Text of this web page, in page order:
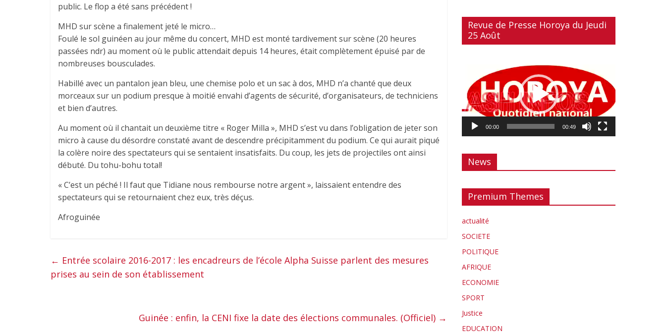
public. Le flop a été sans précédent !
MHD sur scène a finalement jeté le micro…
Foulé le sol guinéen au jour même du concert, MHD est monté tardivement sur scène (20 heures
passées ndr) au moment où le public attendait depuis 14 heures, était complètement épuisé par de
nombreuses bousculades.
Habillé avec un pantalon jean bleu, une chemise polo et un sac à dos, MHD n’a chanté que deux
morceaux sur un podium presque à moitié envahi d’agents de sécurité, d’organisateurs, de techniciens
et bien d’autres.
Au moment où il chantait un deuxième titre « Roger Milla », MHD s’est vu dans l’obligation de jeter son
micro à cause du désordre constaté avant de descendre précipitamment du podium. Ce qui aurait piqué
la colère noire des spectateurs qui se sentaient insatisfaits. Du coup, les jets de projectiles ont ainsi
débuté. Du tohu-bohu total!
« C’est un péché ! Il faut que Tidiane nous rembourse notre argent », laissaient entendre des
spectateurs qui se retournaient chez eux, très déçus.
Afroguinée
← Entrée scolaire 2016-2017 : les encadreurs de l’école Alpha Suisse parlent des mesures
prises au sein de son établissement
Guinée : enfin, la CENI fixe la date des élections communales. (Officiel) →
Revue de Presse Horoya du Jeudi
25 Août
00:00 00:49
News
Premium Themes
actualité
SOCIETE
POLITIQUE
AFRIQUE
ECONOMIE
SPORT
Justice
EDUCATION